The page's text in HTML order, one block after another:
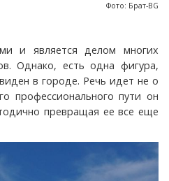
Фото: Брат-BG
и является делом многих
Однако, есть одна фигура,
в городе. Речь идет не о
профессионального пути он
превращая ее все еще